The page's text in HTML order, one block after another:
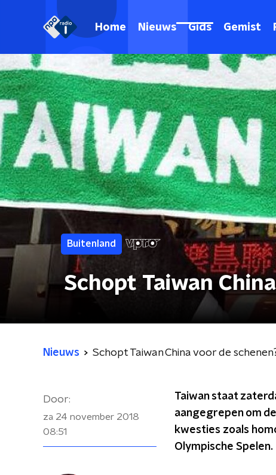
Home Nieuws Gids Gemist
Buitenland
Schopt Taiwan
Nieuws Schopt Taiwan China voor de
Door:
za 24 november 2018
08:51
Taiwan staat
aangegrepen om
kwesties zoals
Olympische Spelen.